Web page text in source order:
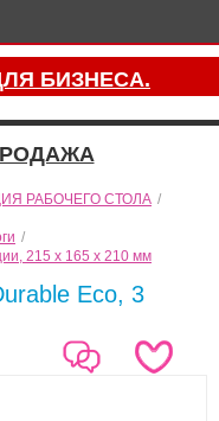
БИЗНЕСА.
РАБОЧЕГО СТОЛА /
/
215 x 165 x 210 мм
Eco, 3